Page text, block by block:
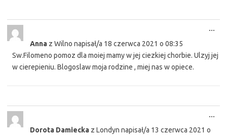
Anna z Wilno napisał/a 18 czerwca 2021 o 08:35
Sw.Filomeno pomoz dla moiej mamy w jej ciezkiej chorbie. Ulzyj jej
w cierepieniu. Blogoslaw moja rodzine , miej nas w opiece.
...
Dorota Damiecka z Londyn napisał/a 13 czerwca 2021 o
...